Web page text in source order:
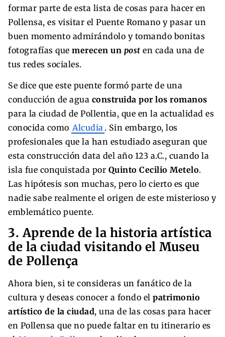
formar parte de esta lista de cosas para hacer en
Pollensa, es visitar el Puente Romano y pasar un
buen momento admirándolo y tomando bonitas
fotografías que merecen un post en cada una de
tus redes sociales.
Se dice que este puente formó parte de una
conducción de agua construida por los romanos
para la ciudad de Pollentia, que en la actualidad es
conocida como Alcudia . Sin embargo, los
profesionales que la han estudiado aseguran que
esta construcción data del año 123 a.C., cuando la
isla fue conquistada por Quinto Cecilio Metelo.
Las hipótesis son muchas, pero lo cierto es que
nadie sabe realmente el origen de este misterioso y
emblemático puente.
3. Aprende de la historia artística
de la ciudad visitando el Museu
de Pollença
Ahora bien, si te consideras un fanático de la
cultura y deseas conocer a fondo el patrimonio
artístico de la ciudad, una de las cosas para hacer
en Pollensa que no puede faltar en tu itinerario es